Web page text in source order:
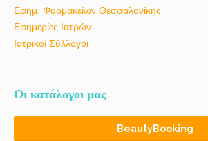
Εφημ. Φαρμακείων Θεσσαλονίκης
Εφημερίες Ιατρών
Ιατρικοί Σύλλογοι
Οι κατάλογοι μας
BeautyBooking